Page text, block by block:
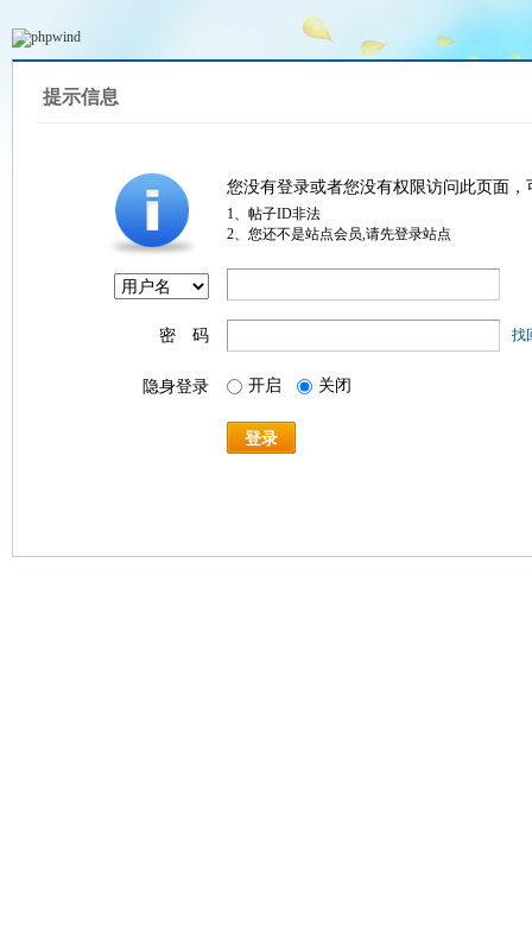
提示信息
您没有登录或者您没有权限访问此页面
1、帖子ID非法
2、您还不是站点会员,请先登录站点
密 码 找
隐身登录 开启 关闭
登录